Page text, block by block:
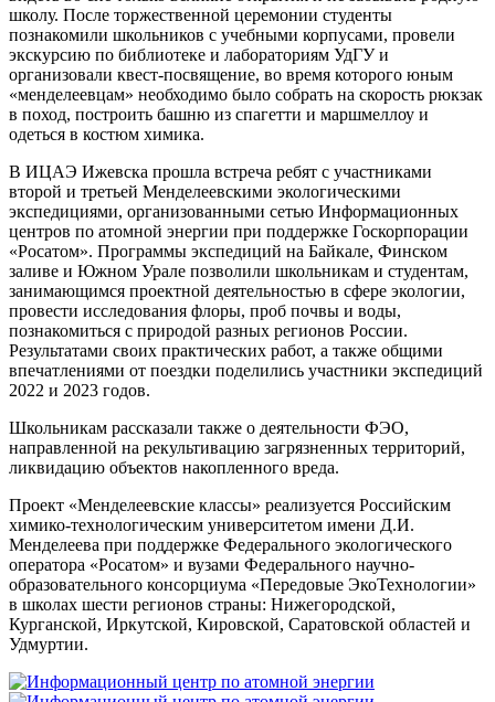
школу. После торжественной церемонии студенты
познакомили школьников с учебными корпусами, провели
экскурсию по библиотеке и лабораториям УдГУ и
организовали квест-посвящение, во время которого юным
«менделеевцам» необходимо было собрать на скорость рюкзак
в поход, построить башню из спагетти и маршмеллоу и
одеться в костюм химика.
В ИЦАЭ Ижевска прошла встреча ребят с участниками
второй и третьей Менделеевскими экологическими
экспедициями, организованными сетью Информационных
центров по атомной энергии при поддержке Госкорпорации
«Росатом». Программы экспедиций на Байкале, Финском
заливе и Южном Урале позволили школьникам и студентам,
занимающимся проектной деятельностью в сфере экологии,
провести исследования флоры, проб почвы и воды,
познакомиться с природой разных регионов России.
Результатами своих практических работ, а также общими
впечатлениями от поездки поделились участники экспедиций
2022 и 2023 годов.
Школьникам рассказали также о деятельности ФЭО,
направленной на рекультивацию загрязненных территорий,
ликвидацию объектов накопленного вреда.
Проект «Менделеевские классы» реализуется Российским
химико-технологическим университетом имени Д.И.
Менделеева при поддержке Федерального экологического
оператора «Росатом» и вузами Федерального научно-
образовательного консорциума «Передовые ЭкоТехнологии»
в школах шести регионов страны: Нижегородской,
Курганской, Иркутской, Кировской, Саратовской областей и
Удмуртии.